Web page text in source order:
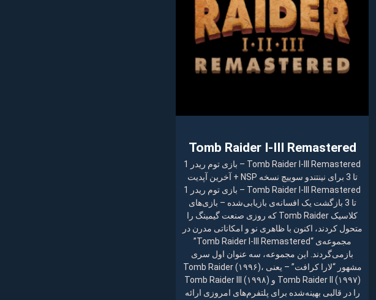
Tomb Raider I-III Remastered
Tomb Raider I-III Remastered – بازی توم ریدر 1
تا 3 برای نینتندو سوییچ نسخه NSP + آخرین آپدیت
Tomb Raider I-III Remastered – بازی توم ریدر 1
تا 3 بازگشت یک افسانه‌ی بازیابی‌شده – بازی‌های
کلاسیک Tomb Raider که روزی صنعت گیمینگ را
متحول کردند، اکنون با ظاهری نو و امکاناتی مدرن در
مجموعه‌ی “Tomb Raider I-III Remastered”
بازمی‌گردند. این مجموعه، سه عنوان اول سری
مشهور “لارا کرافت” – یعنی Tomb Raider (۱۹۹۶)،
Tomb Raider II (۱۹۹۷) و Tomb Raider III (۱۹۹۸)
را در قالبی بهینه‌شده برای پلتفرم‌های امروزی ارائه